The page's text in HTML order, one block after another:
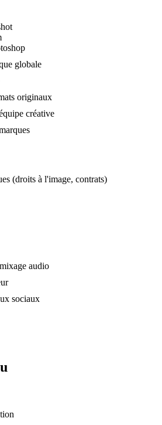
globale
originaux
créative
(droits à l'image, contrats)
audio
sociaux